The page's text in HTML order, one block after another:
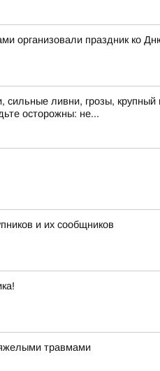
организовали праздник ко
ливни, грозы,
осторожны: не...
и их сообщников
травмами